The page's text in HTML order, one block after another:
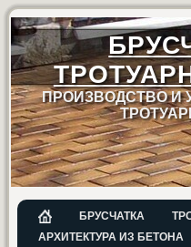
ПРОИЗВОДСТВО И
БРУСЧАТКА
АРХИТЕКТУРА ИЗ БЕТОНА